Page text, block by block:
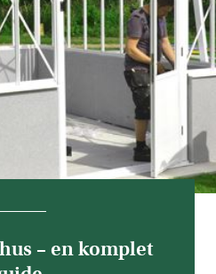
– en komplet